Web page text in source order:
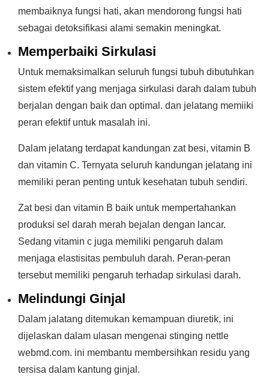
membaiknya fungsi hati, akan mendorong fungsi hati
sebagai detoksifikasi alami semakin meningkat.
Memperbaiki Sirkulasi
Untuk memaksimalkan seluruh fungsi tubuh dibutuhkan
sistem efektif yang menjaga sirkulasi darah dalam tubuh
berjalan dengan baik dan optimal. dan jelatang memiiki
peran efektif untuk masalah ini.
Dalam jelatang terdapat kandungan zat besi, vitamin B
dan vitamin C. Ternyata seluruh kandungan jelatang ini
memiliki peran penting untuk kesehatan tubuh sendiri.
Zat besi dan vitamin B baik untuk mempertahankan
produksi sel darah merah bejalan dengan lancar.
Sedang vitamin c juga memiliki pengaruh dalam
menjaga elastisitas pembuluh darah. Peran-peran
tersebut memiliki pengaruh terhadap sirkulasi darah.
Melindungi Ginjal
Dalam jalatang ditemukan kemampuan diuretik, ini
dijelaskan dalam ulasan mengenai stinging nettle
webmd.com. ini membantu membersihkan residu yang
tersisa dalam kantung ginjal.